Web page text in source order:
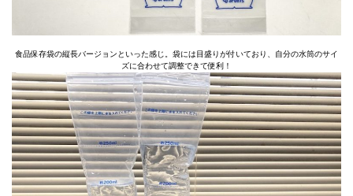
食品保存袋の縦長バージョンといった感じ。袋には目盛りが付いており、自分の水筒のサイ
ズに合わせて調整できて便利！